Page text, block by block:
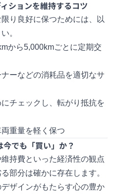
ションを維持するコツ
り良好に保つためには、以
。
から5,000kmごとに定期交
ーなどの消耗品を適切なサ
チェックし、転がり抵抗を
重量を軽く保つ
でも「買い」か？
持費といった経済性の観点
部分は確かに存在します。
ザインがもたらす心の豊か